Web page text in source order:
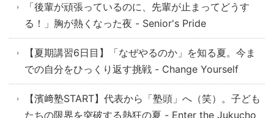
「後輩が頑張っているのに、先輩が止まってどうす
る！」胸が熱くなった夜 - Senior's Pride
【夏期講習6日目】「なぜやるのか」を知る夏。今ま
での自分をひっくり返す挑戦 - Change Yourself
【濱﨑塾START】代表から「塾頭」へ（笑）。子ども
たちの限界を突破する熱狂の夏 - Enter the Jukucho